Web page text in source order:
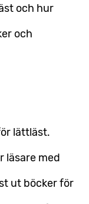
och hur
och
lättläst.
läsare med
ut böcker för